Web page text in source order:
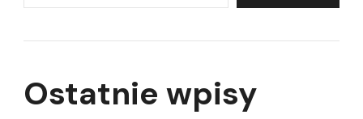
Ostatnie wpisy